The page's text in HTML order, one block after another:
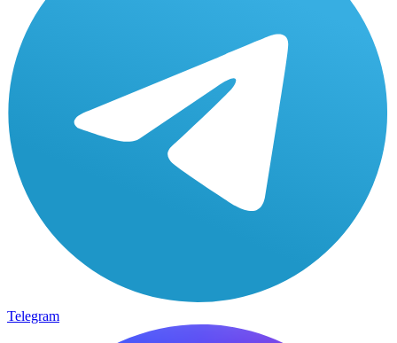
Telegram